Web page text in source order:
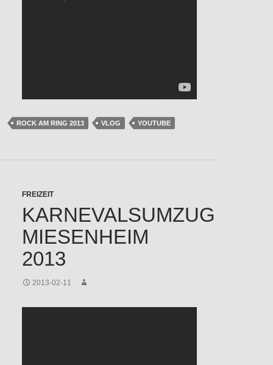
ROCK AM RING 2013 VLOG YOUTUBE
FREIZEIT
KARNEVALSUMZUG
MIESENHEIM
2013
2013-02-11